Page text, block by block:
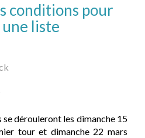
conditions pour
liste
se dérouleront les dimanche 15
tour et dimanche 22 mars